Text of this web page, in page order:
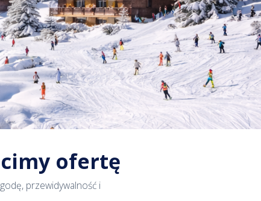
ofertę
przewidywalność i